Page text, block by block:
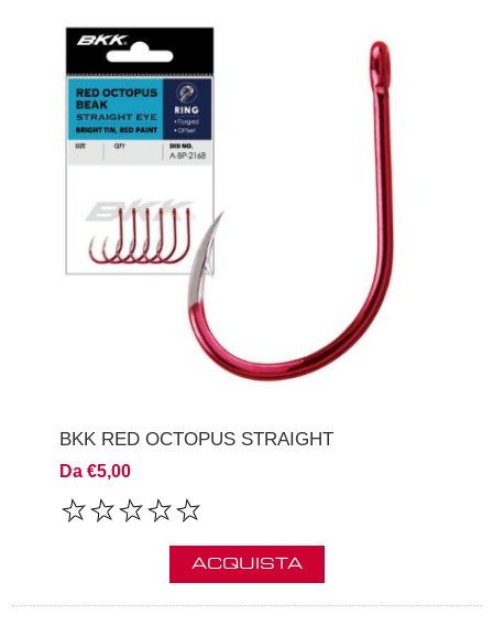
BKK RED OCTOPUS STRAIGHT
Da €5,00
ACQUISTA